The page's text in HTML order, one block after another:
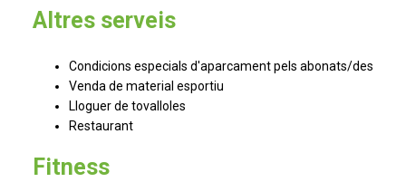
Altres serveis
Condicions especials d'aparcament pels abonats/des
Venda de material esportiu
Lloguer de tovalloles
Restaurant
Fitness